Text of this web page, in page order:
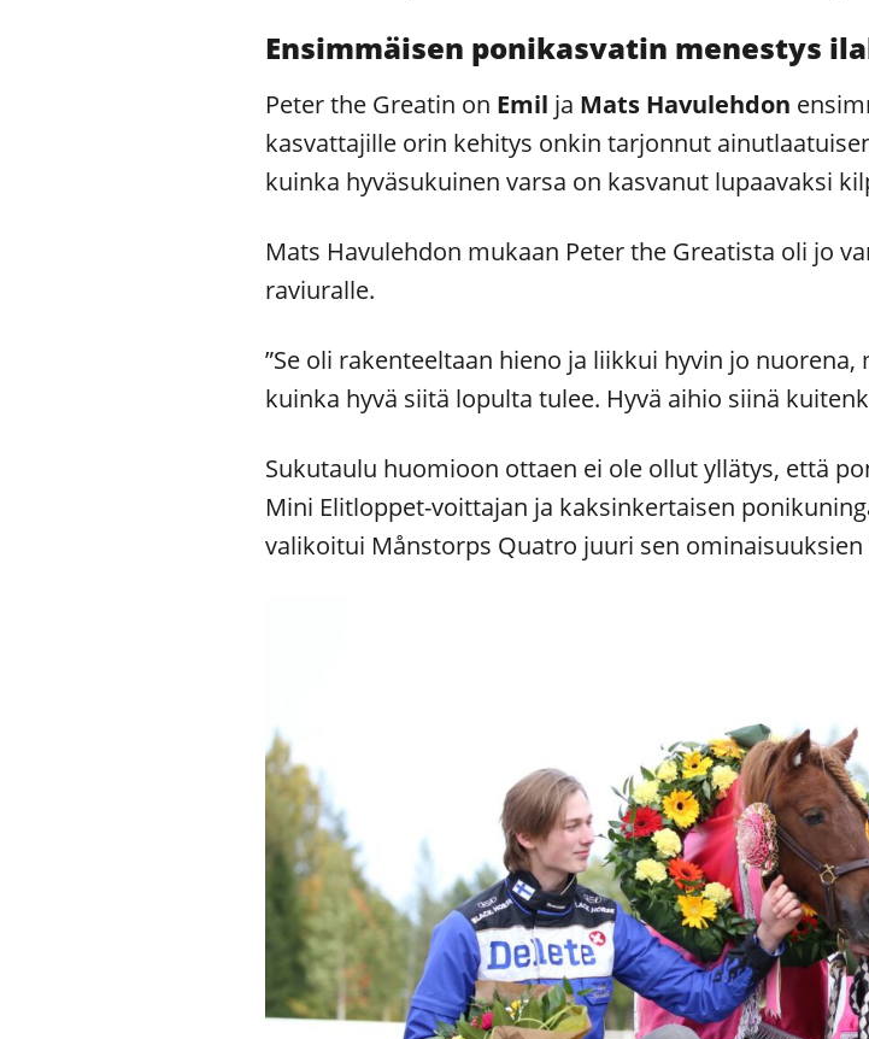
Ensimmäisen ponikasvatin menestys
Peter the Greatin on Emil ja Mats Havulehdon
kasvattajille orin kehitys onkin tarjonnut
kuinka hyväsukuinen varsa on kasvanut lupaavaksi
Mats Havulehdon mukaan Peter the Greatista oli jo
raviuralle.
”Se oli rakenteeltaan hieno ja liikkui hyvin jo
kuinka hyvä siitä lopulta tulee. Hyvä aihio siinä
Sukutaulu huomioon ottaen ei ole ollut yllätys, että
Mini Elitloppet-voittajan ja kaksinkertaisen
valikoitui Månstorps Quatro juuri sen ominaisuuksien